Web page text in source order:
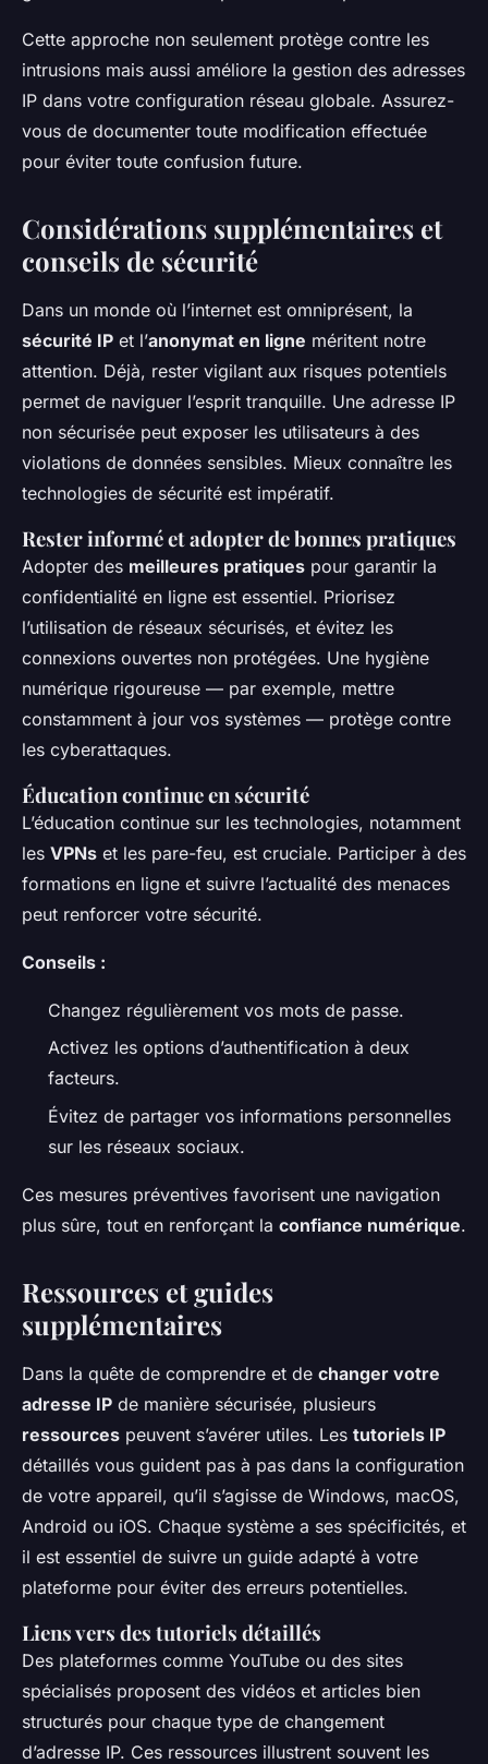
Cette approche non seulement protège contre les
intrusions mais aussi améliore la gestion des adresses
IP dans votre configuration réseau globale. Assurez-
vous de documenter toute modification effectuée
pour éviter toute confusion future.
Considérations supplémentaires et
conseils de sécurité
Dans un monde où l’internet est omniprésent, la
sécurité IP et l’anonymat en ligne méritent notre
attention. Déjà, rester vigilant aux risques potentiels
permet de naviguer l’esprit tranquille. Une adresse IP
non sécurisée peut exposer les utilisateurs à des
violations de données sensibles. Mieux connaître les
technologies de sécurité est impératif.
Rester informé et adopter de bonnes pratiques
Adopter des meilleures pratiques pour garantir la
confidentialité en ligne est essentiel. Priorisez
l’utilisation de réseaux sécurisés, et évitez les
connexions ouvertes non protégées. Une hygiène
numérique rigoureuse — par exemple, mettre
constamment à jour vos systèmes — protège contre
les cyberattaques.
Éducation continue en sécurité
L’éducation continue sur les technologies, notamment
les VPNs et les pare-feu, est cruciale. Participer à des
formations en ligne et suivre l’actualité des menaces
peut renforcer votre sécurité.
Conseils :
Changez régulièrement vos mots de passe.
Activez les options d’authentification à deux
facteurs.
Évitez de partager vos informations personnelles
sur les réseaux sociaux.
Ces mesures préventives favorisent une navigation
plus sûre, tout en renforçant la confiance numérique.
Ressources et guides
supplémentaires
Dans la quête de comprendre et de changer votre
adresse IP de manière sécurisée, plusieurs
ressources peuvent s’avérer utiles. Les tutoriels IP
détaillés vous guident pas à pas dans la configuration
de votre appareil, qu’il s’agisse de Windows, macOS,
Android ou iOS. Chaque système a ses spécificités, et
il est essentiel de suivre un guide adapté à votre
plateforme pour éviter des erreurs potentielles.
Liens vers des tutoriels détaillés
Des plateformes comme YouTube ou des sites
spécialisés proposent des vidéos et articles bien
structurés pour chaque type de changement
d’adresse IP. Ces ressources illustrent souvent les